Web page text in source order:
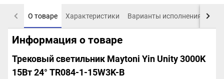
О товаре Характеристики Варианты исполнения
Информация о товаре
Трековый светильник Maytoni Yin Unity 3000K
15Вт 24° TR084-1-15W3K-B